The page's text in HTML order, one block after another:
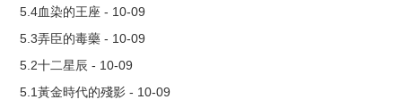
情，目前攻略角色共有五隻，兩隻鯊魚、一隻豹、一隻狼，性格
與床上互動皆不同，大家可以留言敲碗希望後續角色是什麼種族
5.4血染的王座 - 10-09
5.3弄臣的毒藥 - 10-09
5.2十二星辰 - 10-09
5.1黃金時代的殘影 - 10-09